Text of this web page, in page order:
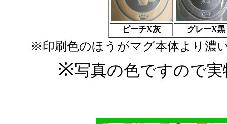
ピーチX灰 グレーX黒
※印刷色のほうがマグ本体より濃
※写真の色ですので